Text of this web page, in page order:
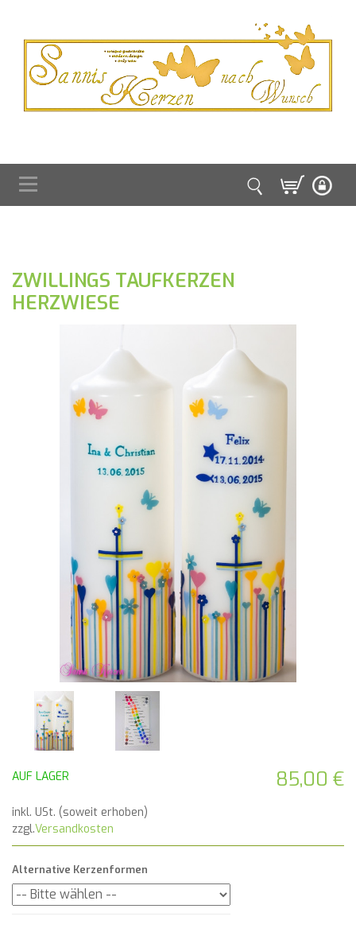
ZWILLINGS TAUFKERZEN
HERZWIESE
85,00 €
AUF LAGER
inkl. USt. (soweit erhoben)
zzgl.Versandkosten
Alternative Kerzenformen